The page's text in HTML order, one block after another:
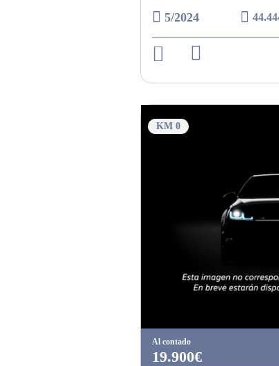
5/2024
KM 0
Al contado
19.900€